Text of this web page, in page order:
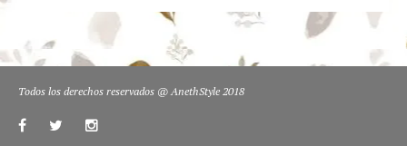
Todos los derechos reservados @ AnethStyle 2018